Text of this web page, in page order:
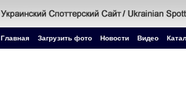
Главная Загрузить фото Новости Видео